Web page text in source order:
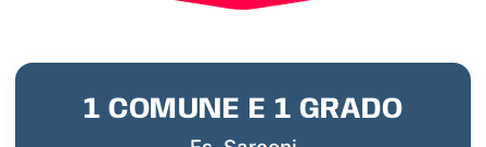
1 COMUNE E 1 GRADO